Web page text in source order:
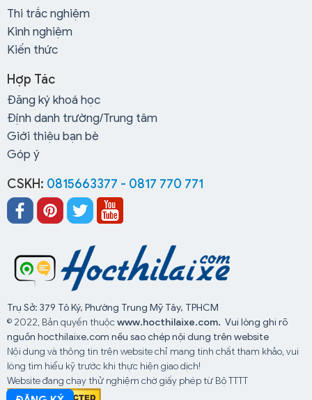
Chỉ cần mang theo những giấy tờ này sẽ được học
ngay:
Chứng minh nhân dân hoặc thẻ căn cước phô tô.
8 hình thẻ 3*4 đúng quy chuẩn.
Giấy khám sức khỏe.
Bộ hồ sơ ghi danh.
Hoàng Anh
Anh xong, bạn được xếp lớp để học lý thuyết tại trung
tâm, sau quá trình học bạn được tổ chức thi lý thuyết.
Học và thi thực hành:Được học thực hành trên
những dòng xe đời mới, học không giới hạn, được
hướng dẫn học đầy đủ 11 bài sa hình, được luyện tập
trên nhiều địa hình, sau đó được trung tâm tổ chức thi
thực hành lấy GPLX.
Thi trắc nghiệm
Kinh nghiệm
Kiến thức
Hợp Tác
Đăng ký khoá học
Định danh trường/Trung tâm
Giới thiệu bạn bè
Góp ý
CSKH: 0815663377 - 0817 770 771
Trụ Sở: 379 Tô Ký, Phường Trung Mỹ Tây, TPHCM
© 2022, Bản quyền thuộc www.hocthilaixe.com. Vui lòng ghi rõ
nguồn hocthilaixe.com nếu sao chép nội dung trên website
Nội dung và thông tin trên website chỉ mang tính chất tham khảo, vui
lòng tìm hiểu kỹ trước khi thực hiện giao dịch!
Website đang chạy thử nghiệm chờ giấy phép từ Bộ TTTT